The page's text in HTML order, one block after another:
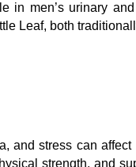
in men’s urinary
Leaf, both
and stress can
strength, and